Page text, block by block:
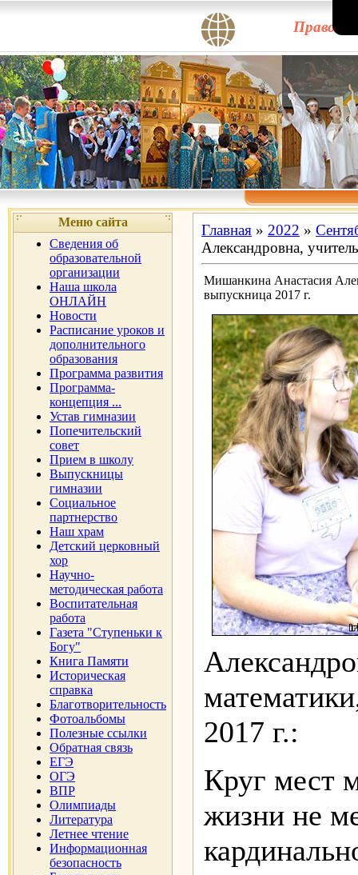
Меню сайта
Сведения об
образовательной
организации
Наша школа
ОНЛАЙН
Новости
Расписание уроков и
дополнительного
образования
Программа развития
Программа-
концепция ...
Устав гимназии
Попечительский
совет
Прием в школу
Выпускницы
гимназии
Социальное
партнерство
Наш храм
Детский церковный
хор
Научно-
методическая работа
Воспитательная
работа
Газета "Ступеньки к
Богу"
Книга Памяти
Историческая
справка
Благотворительность
Фотоальбомы
Полезные ссылки
Обратная связь
ЕГЭ
ОГЭ
ВПР
Олимпиады
Литература
Летнее чтение
Информационная
безопасность
Главная » 2022 »
Александровна,
Мишанкина Анастасия
выпускница 2017 г.
2017 г.:
Круг мест
жизни не